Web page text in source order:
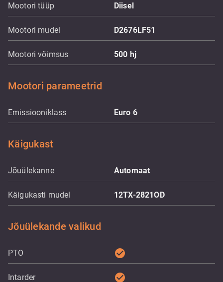
Mootori tüüp Diisel
Mootori mudel D2676LF51
Mootori võimsus 500 hj
Mootori parameetrid
Emissiooniklass Euro 6
Käigukast
Jõuülekanne Automaat
Käigukasti mudel 12TX-2821OD
Jõuülekande valikud
PTO check_circle
Intarder check_circle